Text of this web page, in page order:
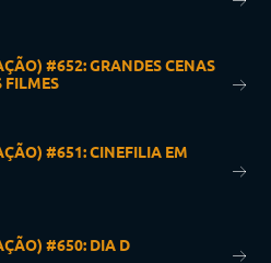
#652: GRANDES CENAS
FILMES
#651: CINEFILIA EM
#650: DIA D